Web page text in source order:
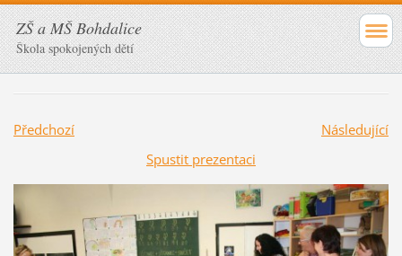
ZŠ a MŠ Bohdalice
Škola spokojených dětí
Předchozí
Následující
Spustit prezentaci